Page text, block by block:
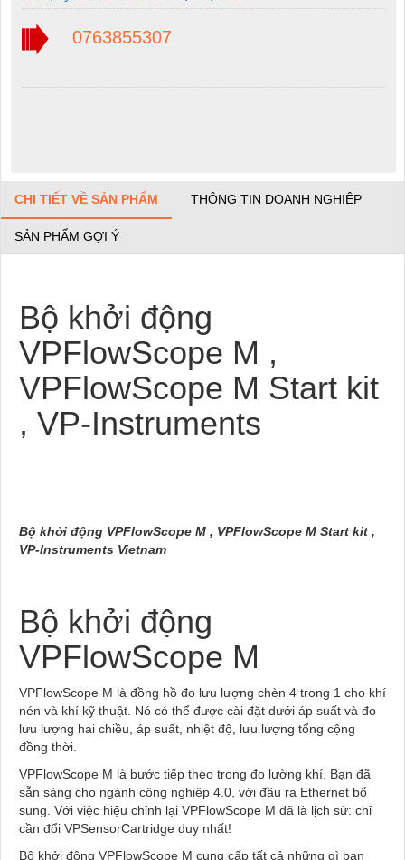
0763855307
CHI TIẾT VỀ SẢN PHẨM THÔNG TIN DOANH NGHIỆP
SẢN PHẨM GỢI Ý
Bộ khởi động
VPFlowScope M ,
VPFlowScope M Start kit
, VP-Instruments
Bộ khởi động VPFlowScope M , VPFlowScope M Start kit ,
VP-Instruments Vietnam
Bộ khởi động
VPFlowScope M
VPFlowScope M là đồng hồ đo lưu lượng chèn 4 trong 1 cho khí
nén và khí kỹ thuật. Nó có thể được cài đặt dưới áp suất và đo
lưu lượng hai chiều, áp suất, nhiệt độ, lưu lượng tổng cộng
đồng thời.
VPFlowScope M là bước tiếp theo trong đo lường khí. Bạn đã
sẵn sàng cho ngành công nghiệp 4.0, với đầu ra Ethernet bổ
sung. Với việc hiệu chỉnh lại VPFlowScope M đã là lịch sử: chỉ
cần đổi VPSensorCartridge duy nhất!
Bộ khởi động VPFlowScope M cung cấp tất cả những gì bạn